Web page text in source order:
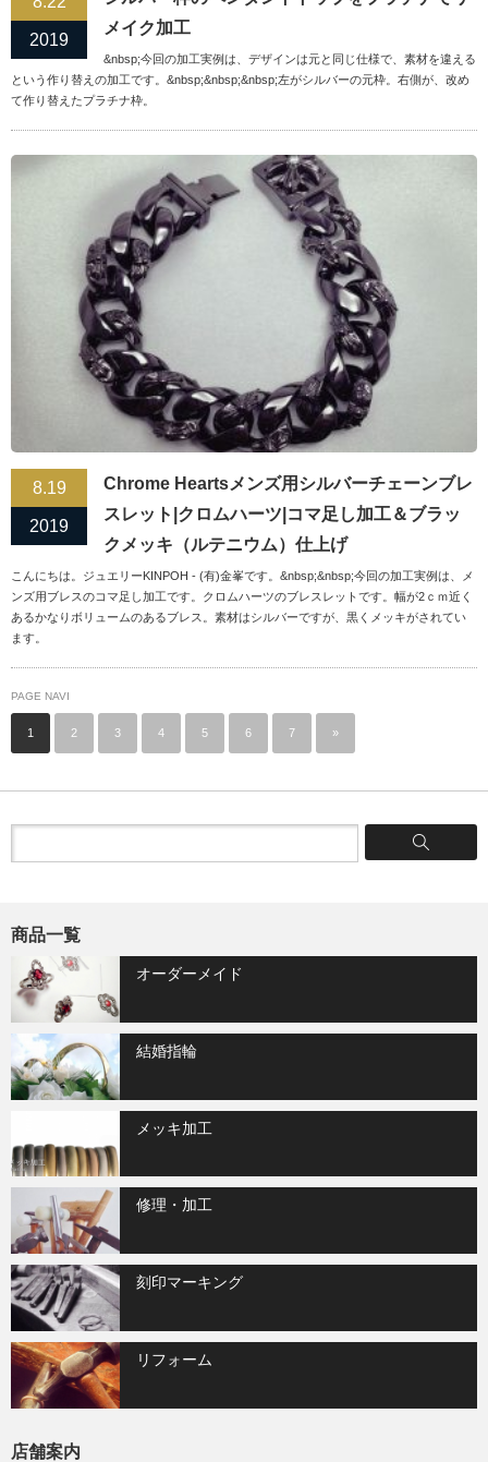
2019
メイク加工
&nbsp;今回の加工実例は、デザインは元と同じ仕様で、素材を違える
という作り替えの加工です。&nbsp;&nbsp;&nbsp;左がシルバーの元枠。右側が、改め
て作り替えたプラチナ枠。
8.19
2019
Chrome Heartsメンズ用シルバーチェーンブレ
スレット|クロムハーツ|コマ足し加工＆ブラッ
クメッキ（ルテニウム）仕上げ
こんにちは。ジュエリーKINPOH - (有)金峯です。&nbsp;&nbsp;今回の加工実例は、メ
ンズ用ブレスのコマ足し加工です。クロムハーツのブレスレットです。幅が2ｃｍ近く
あるかなりボリュームのあるブレス。素材はシルバーですが、黒くメッキがされてい
ます。
PAGE NAVI
1 2 3 4 5 6 7 »
商品一覧
オーダーメイド
結婚指輪
メッキ加工
修理・加工
刻印マーキング
リフォーム
店舗案内